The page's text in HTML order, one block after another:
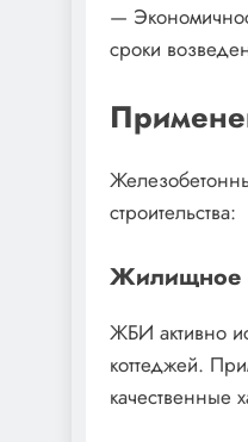
—
сроки
строительства:
Жилищное
ЖБИ активно
коттеджей.
качественные